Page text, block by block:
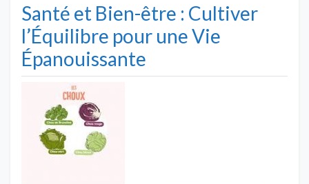
Santé et Bien-être : Cultiver
l’Équilibre pour une Vie
Épanouissante